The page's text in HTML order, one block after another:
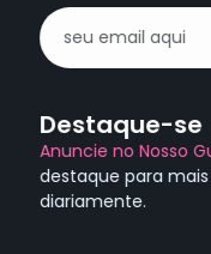
Destaque-se
Anuncie no Nosso
destaque para
diariamente.